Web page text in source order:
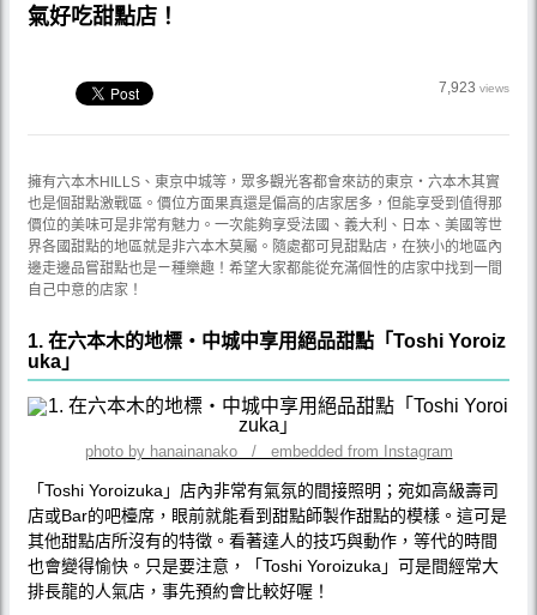
氣好吃甜點店！
7,923 views
擁有六本木HILLS、東京中城等，眾多觀光客都會來訪的東京‧六本木其實
也是個甜點激戰區。價位方面果真還是偏高的店家居多，但能享受到值得那
價位的美味可是非常有魅力。一次能夠享受法國、義大利、日本、美國等世
界各國甜點的地區就是非六本木莫屬。隨處都可見甜點店，在狹小的地區內
邊走邊品嘗甜點也是ㄧ種樂趣！希望大家都能從充滿個性的店家中找到一間
自己中意的店家！
1. 在六本木的地標‧中城中享用絕品甜點「Toshi Yoroiz
uka」
photo by hanainanako / embedded from Instagram
「Toshi Yoroizuka」店內非常有氣氛的間接照明；宛如高級壽司
店或Bar的吧檯席，眼前就能看到甜點師製作甜點的模樣。這可是
其他甜點店所沒有的特徵。看著達人的技巧與動作，等代的時間
也會變得愉快。只是要注意，「Toshi Yoroizuka」可是間經常大
排長龍的人氣店，事先預約會比較好喔！